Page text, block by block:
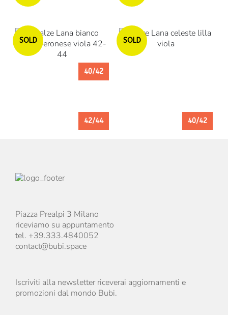
40/42
Esaurito
SOLD
42/44
Esaurito
SOLD
40/42
Piazza Prealpi 3 Milano
riceviamo su appuntamento
tel. +39.333.4840052
contact@bubi.space
Iscriviti alla newsletter riceverai aggiornamenti e
promozioni dal mondo Bubi.